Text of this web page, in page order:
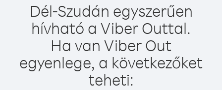
Dél-Szudán egyszerűen
hívható a Viber Outtal.
Ha van Viber Out
egyenlege, a következőket
teheti: